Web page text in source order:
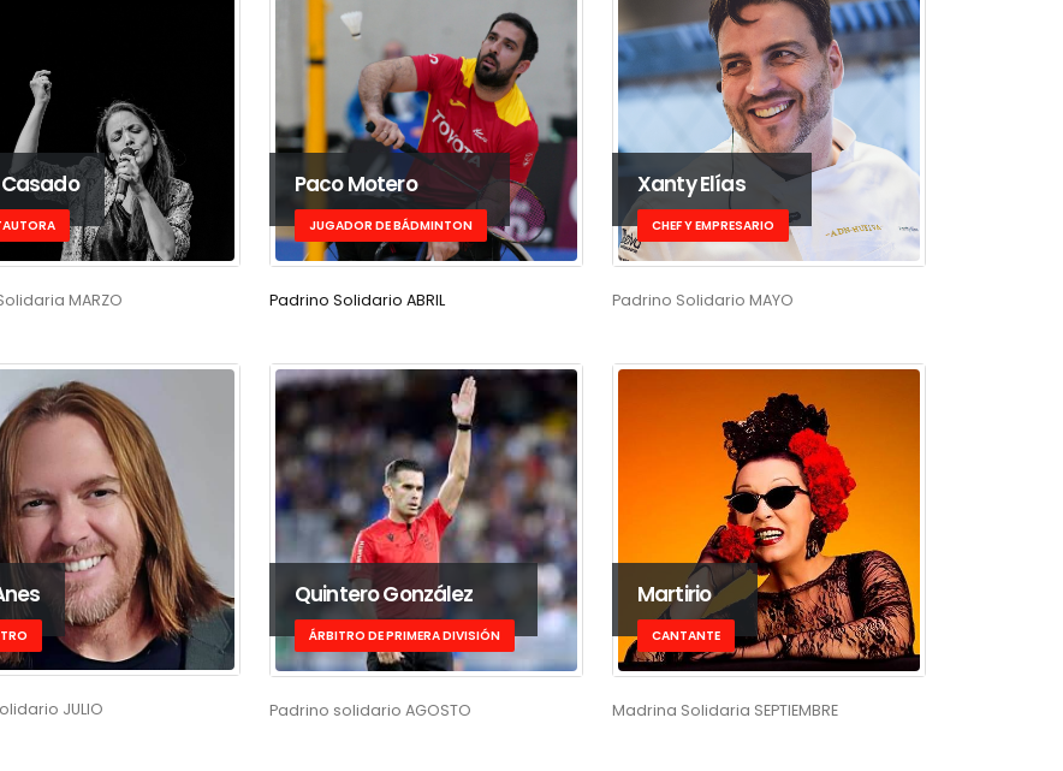
MARZO
Paco Motero
JUGADOR DE BÁDMINTON
Padrino Solidario ABRIL
Xanty Elías
CHEF Y EMPRESARIO
Padrino Solidario MAYO
JULIO
Quintero González
ÁRBITRO DE PRIMERA DIVISIÓN
Padrino solidario AGOSTO
Martirio
CANTANTE
Madrina Solidaria SEPTIEMBRE